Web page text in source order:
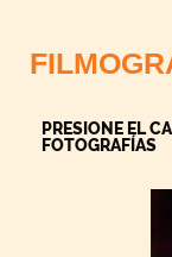
PRESIONE EL
FOTOGRAFÍAS